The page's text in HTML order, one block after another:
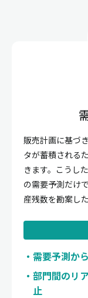
販売計画に基づ
タが蓄積される
きます。こうし
の需要予測だけ
産残数を勘案し
需要予測か
部門間のリ
止